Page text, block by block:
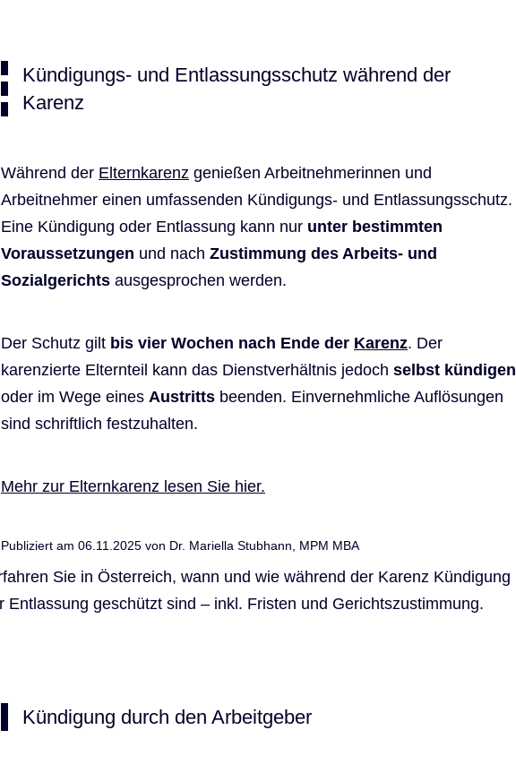
Kündigungs- und Entlassungsschutz während der
Karenz
Während der Elternkarenz genießen Arbeitnehmerinnen und
Arbeitnehmer einen umfassenden Kündigungs- und Entlassungsschutz.
Eine Kündigung oder Entlassung kann nur unter bestimmten
Voraussetzungen und nach Zustimmung des Arbeits- und
Sozialgerichts ausgesprochen werden.
Der Schutz gilt bis vier Wochen nach Ende der Karenz. Der
karenzierte Elternteil kann das Dienstverhältnis jedoch selbst kündigen
oder im Wege eines Austritts beenden. Einvernehmliche Auflösungen
sind schriftlich festzuhalten.
Mehr zur Elternkarenz lesen Sie hier.
Publiziert am 06.11.2025 von Dr. Mariella Stubhann, MPM MBA
Kündigung durch den Arbeitgeber